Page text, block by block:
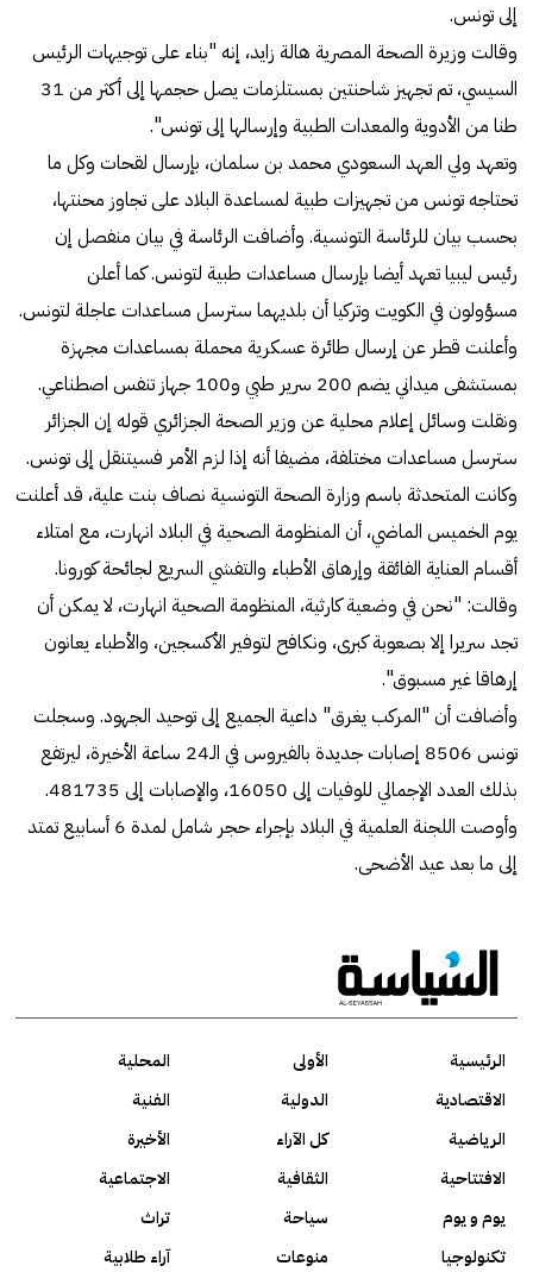
إلى تونس.
وقالت وزيرة الصحة المصرية هالة زايد، إنه "بناء على توجيهات الرئيس
السيسي، تم تجهيز شاحنتين بمستلزمات يصل حجمها إلى أكثر من 31
طنا من الأدوية والمعدات الطبية وإرسالها إلى تونس".
وتعهد ولي العهد السعودي محمد بن سلمان، بإرسال لقحات وكل ما
تحتاجه تونس من تجهيزات طبية لمساعدة البلاد على تجاوز محنتها،
بحسب بيان للرئاسة التونسية. وأضافت الرئاسة في بيان منفصل إن
رئيس ليبيا تعهد أيضا بإرسال مساعدات طبية لتونس. كما أعلن
مسؤولون في الكويت وتركيا أن بلديهما سترسل مساعدات عاجلة لتونس.
وأعلنت قطر عن إرسال طائرة عسكرية محملة بمساعدات مجهزة
بمستشفى ميداني يضم 200 سرير طبي و100 جهاز تنفس اصطناعي.
ونقلت وسائل إعلام محلية عن وزير الصحة الجزائري قوله إن الجزائر
سترسل مساعدات مختلفة، مضيفا أنه إذا لزم الأمر فسيتنقل إلى تونس.
وكانت المتحدثة باسم وزارة الصحة التونسية نصاف بنت علية، قد أعلنت
يوم الخميس الماضي، أن المنظومة الصحية في البلاد انهارت، مع امتلاء
أقسام العناية الفائقة وإرهاق الأطباء والتفشي السريع لجائحة كورونا.
وقالت: "نحن في وضعية كارثية، المنظومة الصحية انهارت، لا يمكن أن
تجد سريرا إلا بصعوبة كبرى، ونكافح لتوفير الأكسجين، والأطباء يعانون
إرهاقا غير مسبوق".
وأضافت أن "المركب يغرق" داعية الجميع إلى توحيد الجهود. وسجلت
تونس 8506 إصابات جديدة بالفيروس في الـ24 ساعة الأخيرة، ليرتفع
بذلك العدد الإجمالي للوفيات إلى 16050، والإصابات إلى 481735.
وأوصت اللجنة العلمية في البلاد بإجراء حجر شامل لمدة 6 أسابيع تمتد
إلى ما بعد عيد الأضحى.
الرئيسية الأولى
المحلية
الاقتصادية
الدولية
الفنية
الرياضية
كل الآراء
الأخيرة
الافتتاحية
الثقافية
الاجتماعية
يوم و يوم
سياحة
تراث
تكنولوجيا
منوعات آراء طلابية